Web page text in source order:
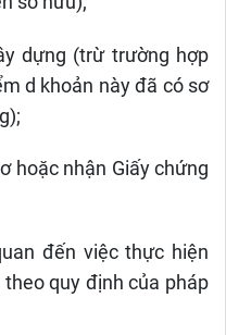
dựng (trừ trường hợp
d khoản này đã có sơ
hoặc nhận Giấy chứng
đến việc thực hiện
quy định của pháp